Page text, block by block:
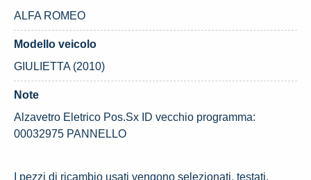
ALFA ROMEO
Modello veicolo
GIULIETTA (2010)
Note
Alzavetro Eletrico Pos.Sx ID vecchio programma:
00032975 PANNELLO
I pezzi di ricambio usati vengono selezionati, testati,